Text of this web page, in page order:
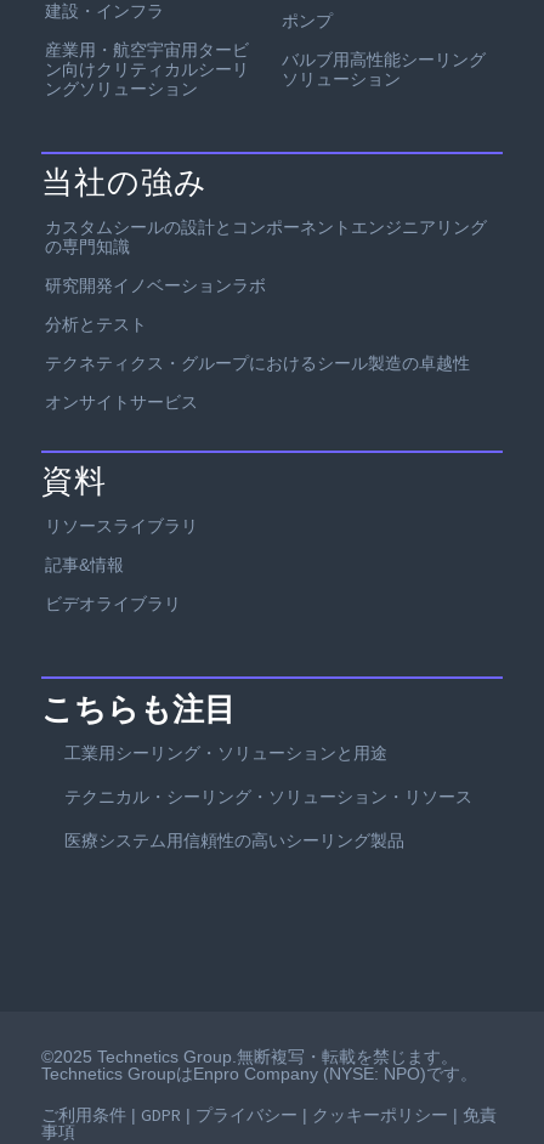
建設・インフラ
産業用・航空宇宙用タービ
ン向けクリティカルシーリ
ングソリューション
ポンプ
バルブ用高性能シーリング
ソリューション
当社の強み
カスタムシールの設計とコンポーネントエンジニアリング
の専門知識
研究開発イノベーションラボ
分析とテスト
テクネティクス・グループにおけるシール製造の卓越性
オンサイトサービス
資料
リソースライブラリ
記事&情報
ビデオライブラリ
こちらも注目
工業用シーリング・ソリューションと用途
テクニカル・シーリング・ソリューション・リソース
医療システム用信頼性の高いシーリング製品
©2025 Technetics Group.無断複写・転載を禁じます。
Technetics GroupはEnpro Company (NYSE: NPO)です。
ご利用条件| GDPR | プライバシー | クッキーポリシー | 免責
事項